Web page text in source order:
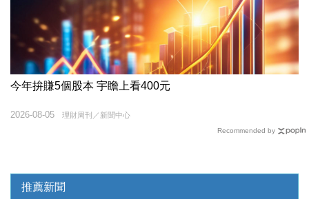
今年拚賺5個股本 宇瞻上看400元
理財周刊／新聞中心
2026-08-05
Recommended by
推薦新聞